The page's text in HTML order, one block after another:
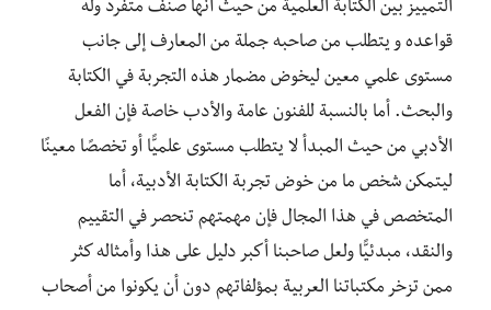
التمييز بين الكتابة العلمية من حيث أنها صنف متفرد وله
قواعده و يتطلب من صاحبه جملة من المعارف إلى جانب
مستوى علمي معين ليخوض مضمار هذه التجربة في الكتابة
والبحث. أما بالنسبة للفنون عامة والأدب خاصة فإن الفعل
الأدبي من حيث المبدأ لا يتطلب مستوى علميًّا أو تخصصًا معينًا
ليتمكن شخص ما من خوض تجربة الكتابة الأدبية، أما
المتخصص في هذا المجال فإن مهمتهم تنحصر في التقييم
والنقد، مبدئيًّا ولعل صاحبنا أكبر دليل على هذا وأمثاله كثر
ممن تزخر مكتباتنا العربية بمؤلفاتهم دون أن يكونوا من أصحاب